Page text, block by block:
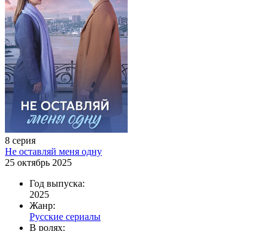
8 серия
Не оставляй меня одну
25 октябрь 2025
Год выпуска:
2025
Жанр:
Русские сериалы
В ролях: